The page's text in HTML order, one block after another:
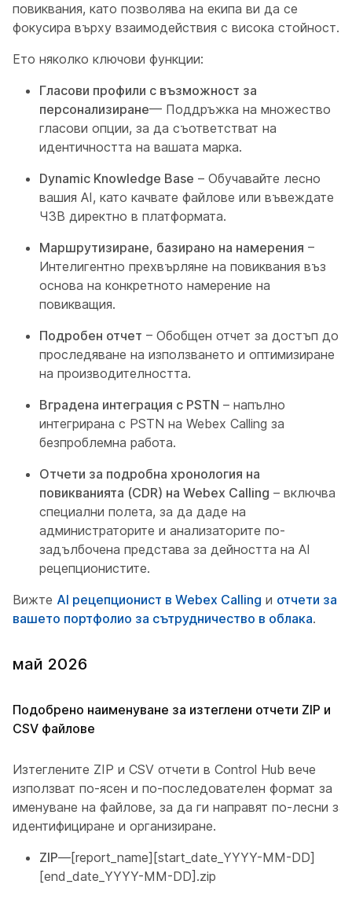
повиквания, като позволява на екипа ви да се
фокусира върху взаимодействия с висока стойност.
Ето няколко ключови функции:
Гласови профили с възможност за
персонализиране— Поддръжка на множество
гласови опции, за да съответстват на
идентичността на вашата марка.
Dynamic Knowledge Base – Обучавайте лесно
вашия AI, като качвате файлове или въвеждате
ЧЗВ директно в платформата.
Маршрутизиране, базирано на намерения –
Интелигентно прехвърляне на повиквания въз
основа на конкретното намерение на
повикващия.
Подробен отчет – Обобщен отчет за достъп до
проследяване на използването и оптимизиране
на производителността.
Вградена интеграция с PSTN – напълно
интегрирана с PSTN на Webex Calling за
безпроблемна работа.
Отчети за подробна хронология на
повикванията (CDR) на Webex Calling – включва
специални полета, за да даде на
администраторите и анализаторите по-
задълбочена представа за дейността на AI
рецепционистите.
Вижте AI рецепционист в Webex Calling и отчети за
вашето портфолио за сътрудничество в облака.
май 2026
Подобрено наименуване за изтеглени отчети ZIP и
CSV файлове
Изтеглените ZIP и CSV отчети в Control Hub вече
използват по-ясен и по-последователен формат за
именуване на файлове, за да ги направят по-лесни за
идентифициране и организиране.
ZIP—[report_name][start_date_YYYY-MM-DD]
[end_date_YYYY-MM-DD].zip